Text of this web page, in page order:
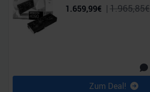
1.659,99€ | 1.965,85€
Zum Deal!